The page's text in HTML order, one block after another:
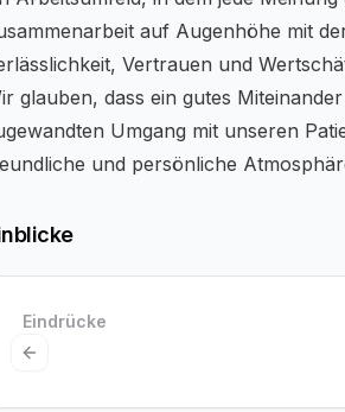
auf Augenhöhe mit
Vertrauen und
glauben, dass ein gutes
Umgang mit unseren
und persönliche
Eindrücke
Previous slide